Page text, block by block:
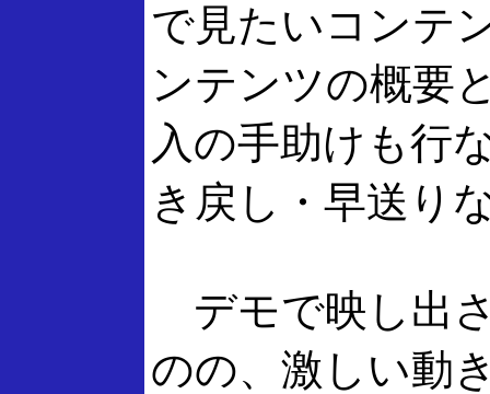
で見たいコンテ
ンテンツの概要
入の手助けも行
き戻し・早送り
デモで映し出
のの、激しい動